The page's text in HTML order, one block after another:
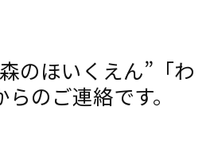
のほいくえん”「わ
のご連絡です。